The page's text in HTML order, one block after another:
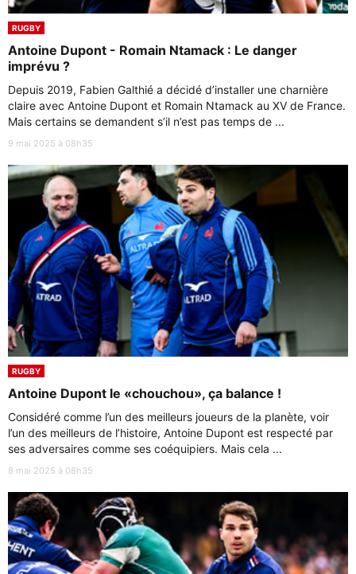
RUGBY
Antoine Dupont - Romain Ntamack : Le danger
imprévu ?
Depuis 2019, Fabien Galthié a décidé d’installer une charnière
claire avec Antoine Dupont et Romain Ntamack au XV de France.
Mais certains se demandent s’il n’est pas temps de ...
9 mai 2025 à 08h35
RUGBY
Antoine Dupont le «chouchou», ça balance !
Considéré comme l’un des meilleurs joueurs de la planète, voir
l’un des meilleurs de l’histoire, Antoine Dupont est respecté par
ses adversaires comme ses coéquipiers. Mais cela ...
8 mai 2025 à 08h35